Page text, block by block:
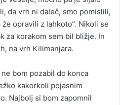
da vrh ni daleč, smo pomislili,
opravili z lahkoto”. Nikoli se
za korakom sem bil bližje. In
na vrh Kilimanjara.
bom pozabil do konca
kakorkoli pojasnim
Najbolj si bom zapomnil